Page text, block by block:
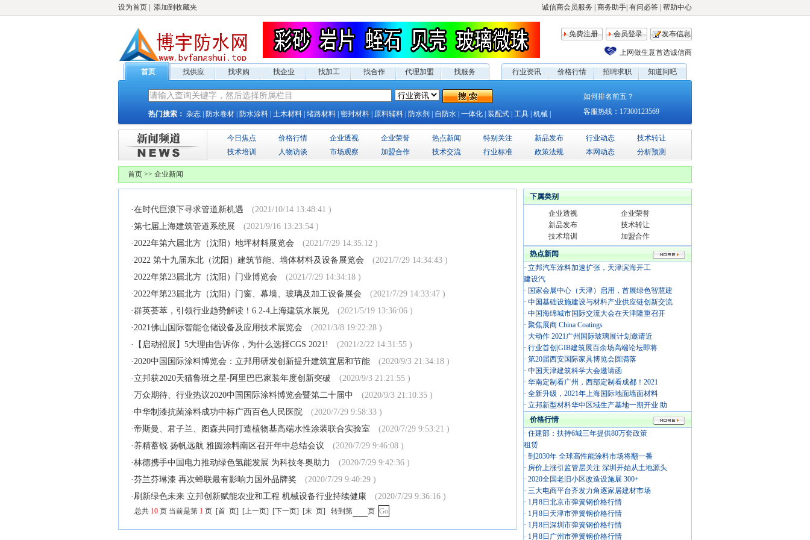
设为首页 添加到收藏夹 诚信商会员服务 商务助手 有问必答 帮助中心
免费注册 会员登录 发布信息
上网做生意首选诚信商
首页 找供应 找求购 找企业 找加工 找合作 代理加盟 找服务 行业资讯 价格行情 招聘求职 知道问吧
热门搜索： 杂志 防水卷材 防水涂料 土木材料 堵路材料 密封材料 原料辅料 防水剂 自防水 一体化 装配式 工具 机械
如何排名前五？
客服热线：17300123569
今日焦点 价格行情 企业透视 企业荣誉 热点新闻 特别关注 新品发布 行业动态
技术转让
技术培训
人物访谈 市场观察 加盟合作 技术交流 行业标准 政策法规 本网动态 分析预测
首页 >> 企业新闻
·在时代巨浪下寻求管道新机遇
(2021/10/14 13:48:41 )
·第七届上海建筑管道系统展
(2021/9/16 13:23:54 )
·2022年第六届北方（沈阳）地坪材料展览会
(2021/7/29 14:35:12 )
·2022 第十九届东北（沈阳）建筑节能、墙体材料及设备展览会
(2021/7/29 14:34:43 )
·2022年第23届北方（沈阳）门业博览会
(2021/7/29 14:34:18 )
·2022年第23届北方（沈阳）门窗、幕墙、玻璃及加工设备展会
(2021/7/29 14:33:47 )
·群英荟萃，引领行业趋势解读！6.2-4上海建筑水展见
(2021/5/19 13:36:06 )
·2021佛山国际智能仓储设备及应用技术展览会
(2021/3/8 19:22:28 )
·
【启动招展】5大理由告诉你，为什么选择CGS 2021!
(2021/2/22 14:31:55 )
·2020中国国际涂料博览会：立邦用研发创新提升建筑宜居和节能
(2020/9/3 21:34:18 )
· 立邦获2020天猫鲁班之星-阿里巴巴家装年度创新突破
(2020/9/3 21:21:55 )
·万众期待、行业热议2020中国国际涂料博览会暨第二十届中
(2020/9/3 21:10:35 )
·中华制漆抗菌涂料成功中标广西百色人民医院
(2020/7/29 9:58:33 )
·帝斯曼、君子兰、图森共同打造植物基高端水性涂装联合实验室
(2020/7/29 9:53:21 )
· 养精蓄锐 扬帆远航 雅圆涂料南区召开年中总结会议
(2020/7/29 9:46:08 )
·林德携手中国电力推动绿色氢能发展 为科技冬奥助力
(2020/7/29 9:42:36 )
·芬兰芬琳漆 再次蝉联最有影响力国外品牌奖
(2020/7/29 9:40:29 )
· 刷新绿色未来 立邦创新赋能农业和工程 机械设备行业持续健康 (2020/7/29 9:36:16 )
总共 10 页 当前是第 1 页 [首 页] [上一页] [下一页] [末 页] 转到第 页
下属类别
企业透视
企业荣誉
新品发布
技术转让
技术培训
加盟合作
热点新闻
· 立邦汽车涂料加速扩张，天津滨海开工
建设汽
· 国家会展中心（天津）启用，首展绿色智慧建
· 中国基础设施建设与材料产业供应链创新交流
· 中国海绵城市国际交流大会在天津隆重召开
· 聚焦展商 China Coatings
· 大动作 2021广州国际玻璃展计划邀请近
· 行业首创|GIB建筑展百余场高端论坛即将
· 第20届西安国际家具博览会圆满落
· 中国天津建筑科学大会邀请函
· 华南定制看广州，西部定制看成都！2021
· 全新升级，2021年上海国际地面墙面材料
· 立邦新型材料华中区域生产基地一期开业 助
价格行情
· 住建部：扶持6城三年提供80万套政策
租赁
· 到2030年 全球高性能涂料市场将翻一番
· 房价上涨引监管层关注 深圳开始从土地源头
· 2020全国老旧小区改造设施展 300+
· 三大电商平台齐发力角逐家居建材市场
· 1月8日北京市弹簧钢价格行情
· 1月8日天津市弹簧钢价格行情
· 1月8日深圳市弹簧钢价格行情
· 1月8日广州市弹簧钢价格行情